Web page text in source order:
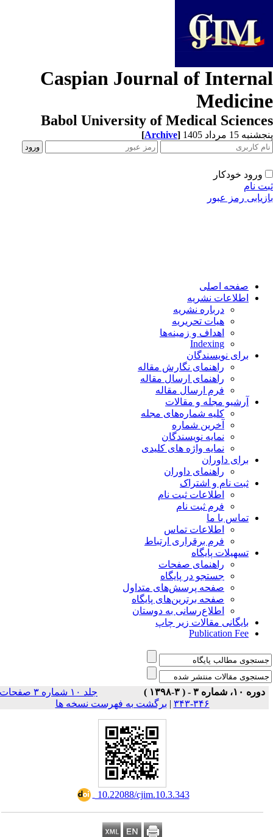
Caspian Journal of
Babol University of Medical
15 مرداد 1405 [Archive]
ورود خودکار
نام
رمز عبور
صفحه اصلی
اطلاعات نشریه
درباره نشریه
هیات تحریریه
اهداف و زمینه‌ها
Indexing
برای نویسندگان
راهنمای نگارش مقاله
راهنمای ارسال مقاله
فرم ارسال مقاله
آرشیو مجله و مقالات
کلیه شماره‌های مجله
آخرین شماره
نمایه نویسندگان
نمایه واژه های کلیدی
برای داوران
راهنمای داوران
ثبت نام و اشتراک
اطلاعات ثبت نام
فرم ثبت نام
تماس با ما
اطلاعات تماس
فرم برقراری ارتباط
تسهیلات پایگاه
راهنمای صفحات
جستجو در پایگاه
صفحه پرسش‌های متداول
صفحه برترین‌های پایگاه
اطلاع‌رسانی به دوستان
بایگانی مقالات زیر چاپ
Publication Fee
دوره ۱۰، شماره ۳ - ( ۳-۱۳۹۸ )
جلد ۱۰ شماره ۳ صفحات
۳۴۶-۳۴۳
|برگشت به فهرست نسخه ها
‎ 10.22088/cjim.10.3.343